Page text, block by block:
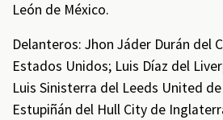
León de México.
Delanteros: Jhon Jáder Durán del
Estados Unidos; Luis Díaz del
Luis Sinisterra del Leeds United
Estupiñán del Hull City de